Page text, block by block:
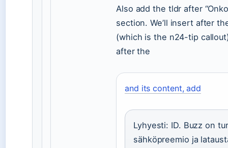
Also add the tldr after
section. We’ll insert after
(which is the n24-tip
after the
and its content, add
Lyhyesti: ID. Buzz on
sähköpreemio ja